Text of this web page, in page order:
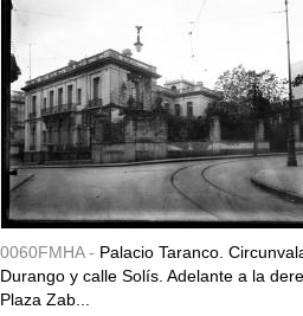
0060FMHA - Palacio Taranco.
Durango y calle Solís. Adelante a la
Plaza Zab...